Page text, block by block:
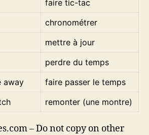
faire tic-tac
chronométrer
mettre à jour
perdre du temps
away
faire passer le temps
remonter (une montre)
– Do not copy on other